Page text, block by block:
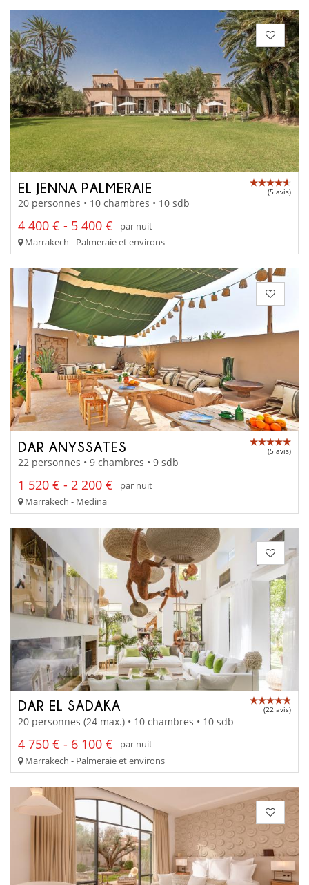
EL JENNA PALMERAIE (5 avis)
20 personnes • 10 chambres • 10 sdb
4 400 € - 5 400 €
par nuit
Marrakech - Palmeraie et environs
DAR ANYSSATES (5 avis)
22 personnes • 9 chambres • 9 sdb
1 520 € - 2 200 €
par nuit
Marrakech - Medina
DAR EL SADAKA (22 avis)
20 personnes (24 max.) • 10 chambres • 10 sdb
4 750 € - 6 100 €
par nuit
Marrakech - Palmeraie et environs